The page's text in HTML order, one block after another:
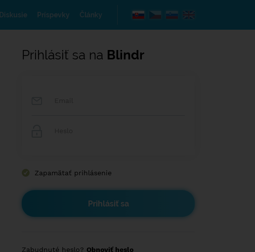
Diskusie Príspevky Články
Prihlásiť sa na Blindr
Zapamätať prihlásenie
Zabudnuté heslo? Obnoviť heslo